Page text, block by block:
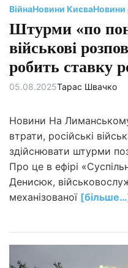
ВійнаНовини КиєваНовини
Штурми «по
військові
робить ставку
05.08.2025Тарас Швачко
Новини На
втрати, російські
здійснювати штурми
Про це в ефірі
Денисюк,
механізованої